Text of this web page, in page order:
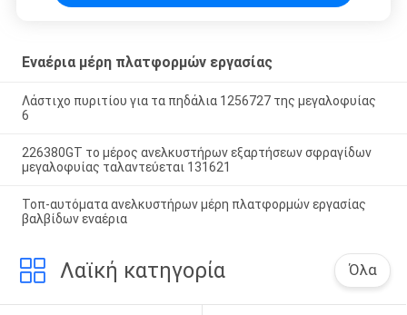
Εναέρια μέρη πλατφορμών εργασίας
Λάστιχο πυριτίου για τα πηδάλια 1256727 της μεγαλοφυίας
6
226380GT το μέρος ανελκυστήρων εξαρτήσεων σφραγίδων
μεγαλοφυίας ταλαντεύεται 131621
Τοπ-αυτόματα ανελκυστήρων μέρη πλατφορμών εργασίας
βαλβίδων εναέρια
Λαϊκή κατηγορία Όλα